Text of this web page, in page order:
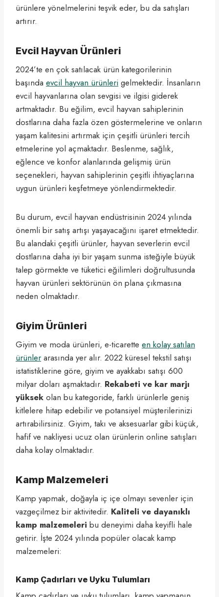
ürünlere yönelmelerini teşvik eder, bu da satışları
artırır.
Evcil Hayvan Ürünleri
2024’te en çok satılacak ürün kategorilerinin
başında evcil hayvan ürünleri gelmektedir. İnsanların
evcil hayvanlarına olan sevgisi ve ilgisi giderek
artmaktadır. Bu eğilim, evcil hayvan sahiplerinin
dostlarına daha fazla özen göstermelerine ve onların
yaşam kalitesini artırmak için çeşitli ürünleri tercih
etmelerine yol açmaktadır. Beslenme, sağlık,
eğlence ve konfor alanlarında gelişmiş ürün
seçenekleri, hayvan sahiplerinin çeşitli ihtiyaçlarına
uygun ürünleri keşfetmeye yönlendirmektedir.
Bu durum, evcil hayvan endüstrisinin 2024 yılında
önemli bir satış artışı yaşayacağını işaret etmektedir.
Bu alandaki çeşitli ürünler, hayvan severlerin evcil
dostlarına daha iyi bir yaşam sunma isteğiyle büyük
talep görmekte ve tüketici eğilimleri doğrultusunda
hayvan ürünleri sektörünün ön plana çıkmasına
neden olmaktadır.
Giyim Ürünleri
Giyim ve moda ürünleri, e-ticarette en kolay satılan
ürünler arasında yer alır. 2022 küresel tekstil satışı
istatistiklerine göre, giyim ve ayakkabı satışı 600
milyar doları aşmaktadır. Rekabeti ve kar marjı
yüksek olan bu kategoride, farklı ürünlerle geniş
kitlelere hitap edebilir ve potansiyel müşterilerinizi
artırabilirsiniz. Giyim, takı ve aksesuarlar gibi küçük,
hafif ve nakliyesi ucuz olan ürünlerin online satışları
daha kolay olmaktadır.
Kamp Malzemeleri
Kamp yapmak, doğayla iç içe olmayı sevenler için
vazgeçilmez bir aktivitedir. Kaliteli ve dayanıklı
kamp malzemeleri bu deneyimi daha keyifli hale
getirir. İşte 2024 yılında popüler olacak kamp
malzemeleri:
Kamp Çadırları ve Uyku Tulumları